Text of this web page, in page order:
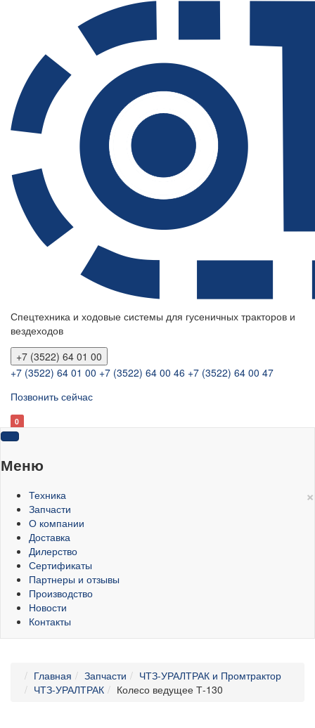
Спецтехника и ходовые системы для гусеничных тракторов и
вездеходов
+7 (3522) 64 01 00
+7 (3522) 64 01 00 +7 (3522) 64 00 46 +7 (3522) 64 00 47
Позвонить сейчас
0
Меню
×
Техника
Запчасти
О компании
Доставка
Дилерство
Сертификаты
Партнеры и отзывы
Производство
Новости
Контакты
Главная Запчасти
ЧТЗ-УРАЛТРАК и Промтрактор
ЧТЗ-УРАЛТРАК
Колесо ведущее Т-130